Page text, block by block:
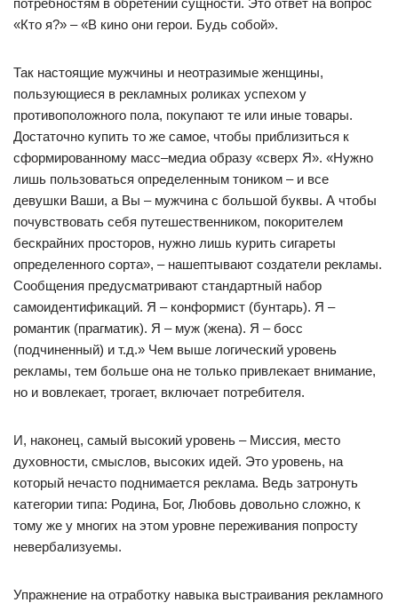
потребностям в обретении сущности. Это ответ на вопрос
«Кто я?» – «В кино они герои. Будь собой».
Так настоящие мужчины и неотразимые женщины,
пользующиеся в рекламных роликах успехом у
противоположного пола, покупают те или иные товары.
Достаточно купить то же самое, чтобы приблизиться к
сформированному масс–медиа образу «сверх Я». «Нужно
лишь пользоваться определенным тоником – и все
девушки Ваши, а Вы – мужчина с большой буквы. А чтобы
почувствовать себя путешественником, покорителем
бескрайних просторов, нужно лишь курить сигареты
определенного сорта», – нашептывают создатели рекламы.
Сообщения предусматривают стандартный набор
самоидентификаций. Я – конформист (бунтарь). Я –
романтик (прагматик). Я – муж (жена). Я – босс
(подчиненный) и т.д.» Чем выше логический уровень
рекламы, тем больше она не только привлекает внимание,
но и вовлекает, трогает, включает потребителя.
И, наконец, самый высокий уровень – Миссия, место
духовности, смыслов, высоких идей. Это уровень, на
который нечасто поднимается реклама. Ведь затронуть
категории типа: Родина, Бог, Любовь довольно сложно, к
тому же у многих на этом уровне переживания попросту
невербализуемы.
Упражнение на отработку навыка выстраивания рекламного